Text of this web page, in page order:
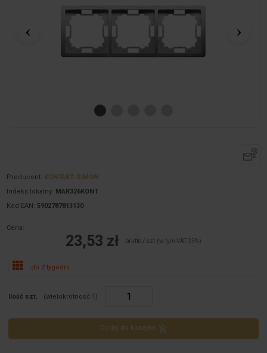
Producent: KONTAKT-SIMON
Indeks lokalny: MAR326KONT
Kod EAN: 5902787813130
Cena:
23,53 zł brutto / szt. (w tym VAT 23%)
do 2 tygodni
Ilość szt. (wielokrotność:1 )
Dodaj do koszyka